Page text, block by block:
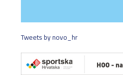
Tweets by novo_hr